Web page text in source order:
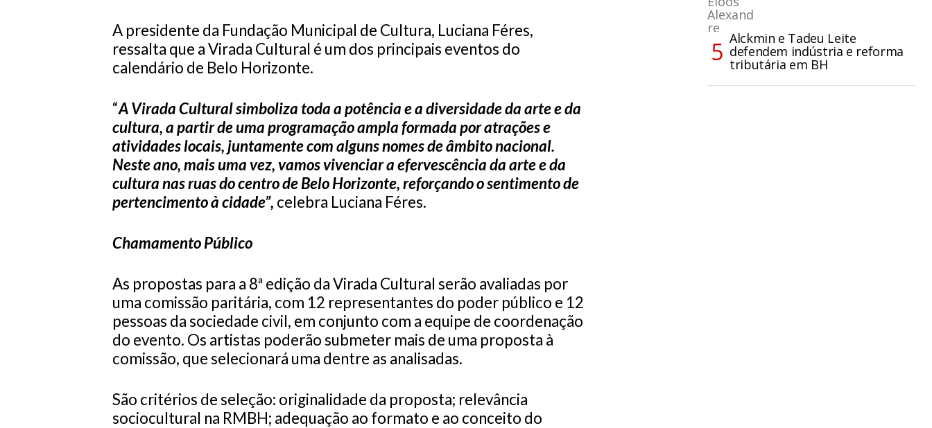
A presidente da Fundação Municipal de Cultura, Luciana Féres,
ressalta que a Virada Cultural é um dos principais eventos do
calendário de Belo Horizonte.
“A Virada Cultural simboliza toda a potência e a diversidade da arte e da
cultura, a partir de uma programação ampla formada por atrações e
atividades locais, juntamente com alguns nomes de âmbito nacional.
Neste ano, mais uma vez, vamos vivenciar a efervescência da arte e da
cultura nas ruas do centro de Belo Horizonte, reforçando o sentimento de
pertencimento à cidade”, celebra Luciana Féres.
Chamamento Público
As propostas para a 8ª edição da Virada Cultural serão avaliadas por
uma comissão paritária, com 12 representantes do poder público e 12
pessoas da sociedade civil, em conjunto com a equipe de coordenação
do evento. Os artistas poderão submeter mais de uma proposta à
comissão, que selecionará uma dentre as analisadas.
São critérios de seleção: originalidade da proposta; relevância
sociocultural na RMBH; adequação ao formato e ao conceito do
Alckmin e Tadeu Leite
defendem indústria e reforma
tributária em BH